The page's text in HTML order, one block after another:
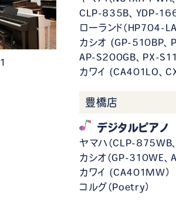
1
CLP-835B、YDP-
ローランド（HP704-
カシオ (GP-510BP
AP-S200GB、PX-
カワイ (CA401LO、
豊橋店
デジタルピアノ
ヤマハ（CLP-
カシオ（GP-310WE
カワイ (CA401MW）
コルグ（Poetry）